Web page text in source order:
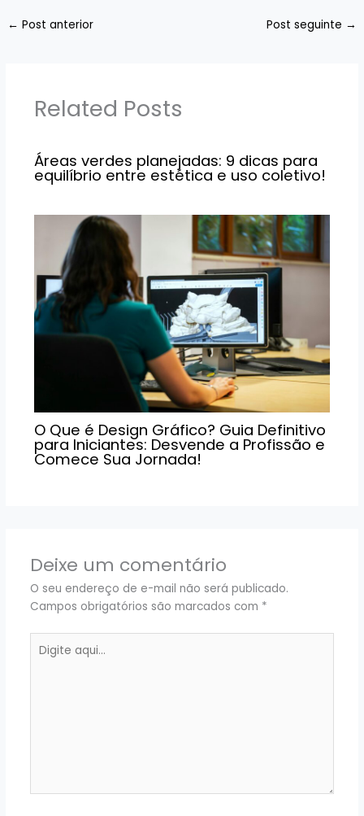
← Post anterior Post seguinte →
Related Posts
Áreas verdes planejadas: 9 dicas para
equilíbrio entre estética e uso coletivo!
O Que é Design Gráfico? Guia Definitivo
para Iniciantes: Desvende a Profissão e
Comece Sua Jornada!
Deixe um comentário
O seu endereço de e-mail não será publicado.
Campos obrigatórios são marcados com *
aqui...